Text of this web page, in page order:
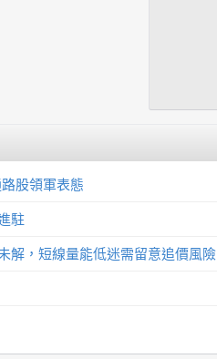
股領軍表態
駐
解，短線量能低迷需留意追價風險